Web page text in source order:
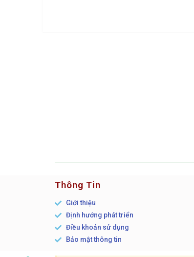
Thông Tin
Giới thiệu
Định hướng phát triển
Điều khoản sử dụng
Bảo mật thông tin